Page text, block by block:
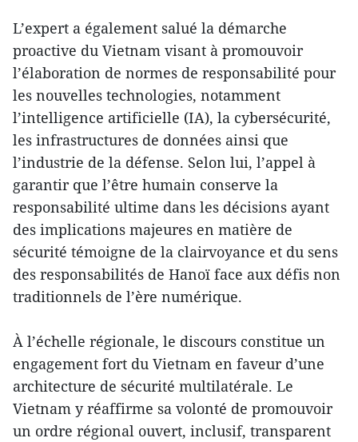
L’expert a également salué la démarche
proactive du Vietnam visant à promouvoir
l’élaboration de normes de responsabilité pour
les nouvelles technologies, notamment
l’intelligence artificielle (IA), la cybersécurité,
les infrastructures de données ainsi que
l’industrie de la défense. Selon lui, l’appel à
garantir que l’être humain conserve la
responsabilité ultime dans les décisions ayant
des implications majeures en matière de
sécurité témoigne de la clairvoyance et du sens
des responsabilités de Hanoï face aux défis non
traditionnels de l’ère numérique.
À l’échelle régionale, le discours constitue un
engagement fort du Vietnam en faveur d’une
architecture de sécurité multilatérale. Le
Vietnam y réaffirme sa volonté de promouvoir
un ordre régional ouvert, inclusif, transparent